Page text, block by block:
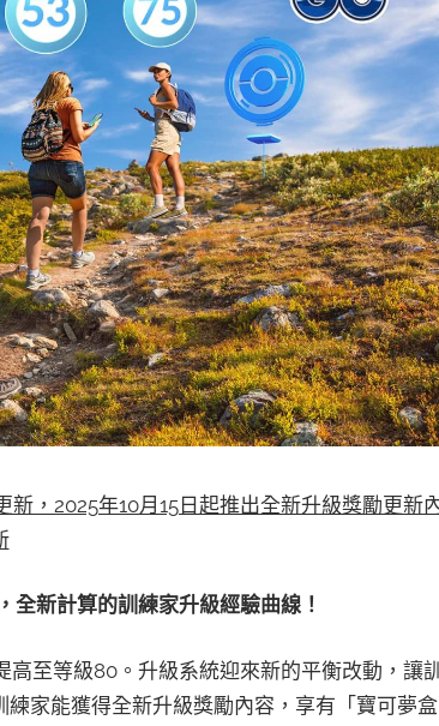
新，2025年10月15日起推出全新升級獎勵更新
全新計算的訓練家升級經驗曲線！
高至等級80。升級系統迎來新的平衡改動，讓
家能獲得全新升級獎勵內容，享有「寶可夢